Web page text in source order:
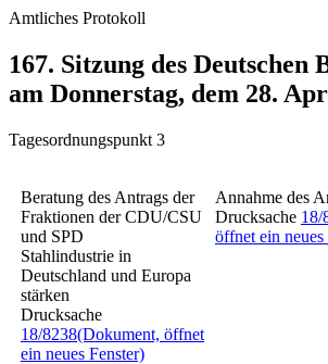
Amtliches Protokoll
167. Sitzung des Deutschen
am Donnerstag, dem 28.
Tagesordnungspunkt 3
Beratung des Antrags der
Fraktionen der CDU/CSU
und SPD
Stahlindustrie in
Deutschland und Europa
stärken
Drucksache
18/8238(Dokument, öffnet
ein neues Fenster)
Annahme des
Drucksache 18/
öffnet ein neues